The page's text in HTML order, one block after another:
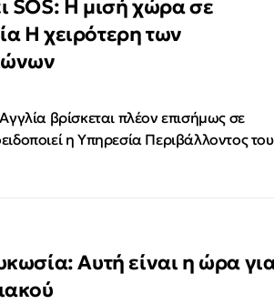
SOS: Η μισή χώρα σε
Η χειρότερη των
βρίσκεται πλέον επισήμως σε
η Υπηρεσία Περιβάλλοντος του
Αυτή είναι η ώρα